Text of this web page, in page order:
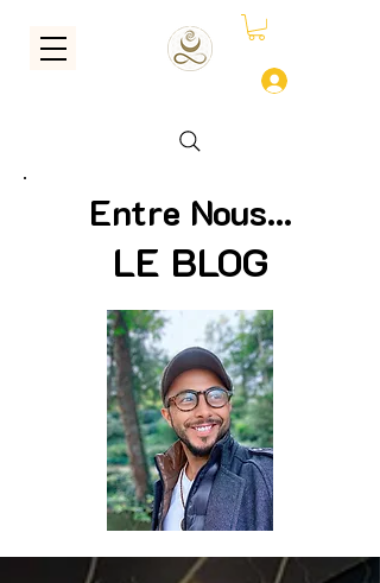
Entre Nous...
LE BLOG